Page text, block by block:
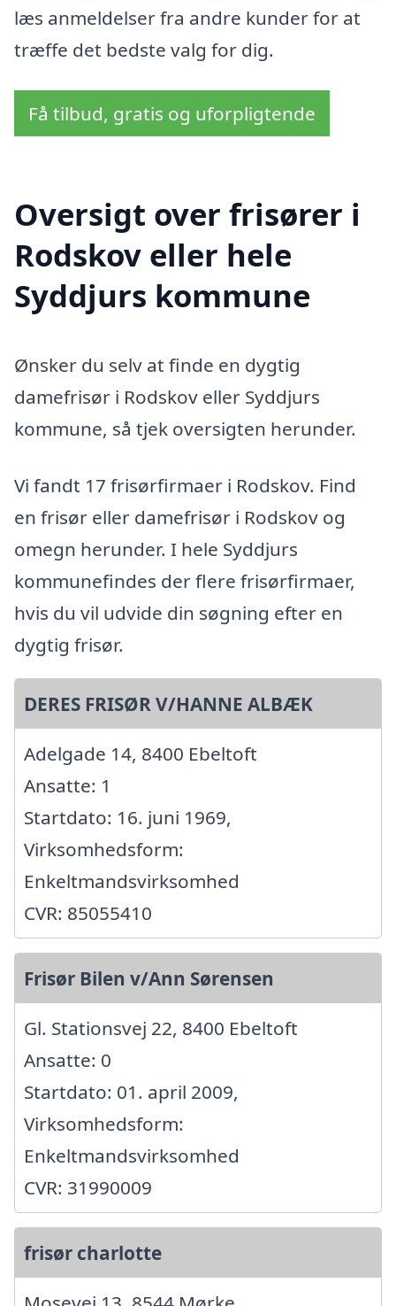
læs anmeldelser fra andre kunder for at
træffe det bedste valg for dig.
Få tilbud, gratis og uforpligtende
Oversigt over frisører i
Rodskov eller hele
Syddjurs kommune
Ønsker du selv at finde en dygtig
damefrisør i Rodskov eller Syddjurs
kommune, så tjek oversigten herunder.
Vi fandt 17 frisørfirmaer i Rodskov. Find
en frisør eller damefrisør i Rodskov og
omegn herunder. I hele Syddjurs
kommunefindes der flere frisørfirmaer,
hvis du vil udvide din søgning efter en
dygtig frisør.
DERES FRISØR V/HANNE ALBÆK
Adelgade 14, 8400 Ebeltoft
Ansatte: 1
Startdato: 16. juni 1969,
Virksomhedsform:
Enkeltmandsvirksomhed
CVR: 85055410
Frisør Bilen v/Ann Sørensen
Gl. Stationsvej 22, 8400 Ebeltoft
Ansatte: 0
Startdato: 01. april 2009,
Virksomhedsform:
Enkeltmandsvirksomhed
CVR: 31990009
frisør charlotte